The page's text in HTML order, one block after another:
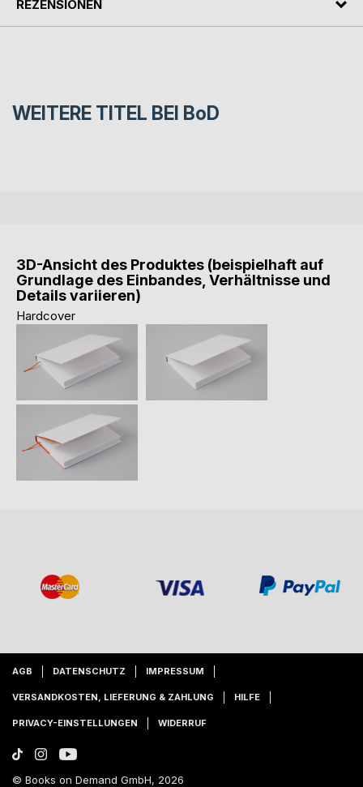
REZENSIONEN
WEITERE TITEL BEI BoD
3D-Ansicht des Produktes (beispielhaft auf
Grundlage des Einbandes, Verhältnisse und
Details variieren)
Hardcover
AGB DATENSCHUTZ IMPRESSUM
VERSANDKOSTEN, LIEFERUNG & ZAHLUNG HILFE
PRIVACY-EINSTELLUNGEN WIDERRUF
© Books on Demand GmbH, 2026